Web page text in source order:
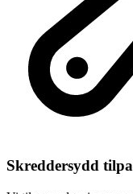
Skreddersydd